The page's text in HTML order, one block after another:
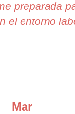
preparada
el entorno
Mar